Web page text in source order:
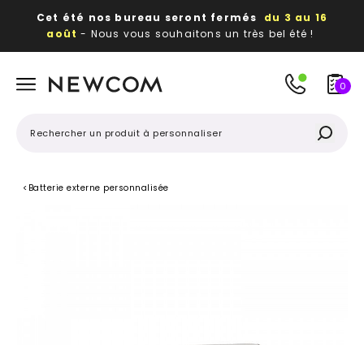
Cet été nos bureau seront fermés du 3 au 16
août - Nous vous souhaitons un très bel été !
publicitaires
0
< Batterie externe personnalisée